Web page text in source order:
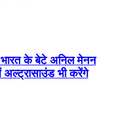
भारत के बेटे अनिल मेनन
अल्ट्रासाउंड भी करेंगे